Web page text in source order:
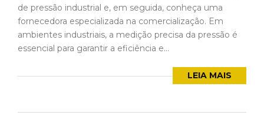
de pressão industrial e, em seguida, conheça uma
fornecedora especializada na comercialização. Em
ambientes industriais, a medição precisa da pressão é
essencial para garantir a eficiência e...
LEIA MAIS